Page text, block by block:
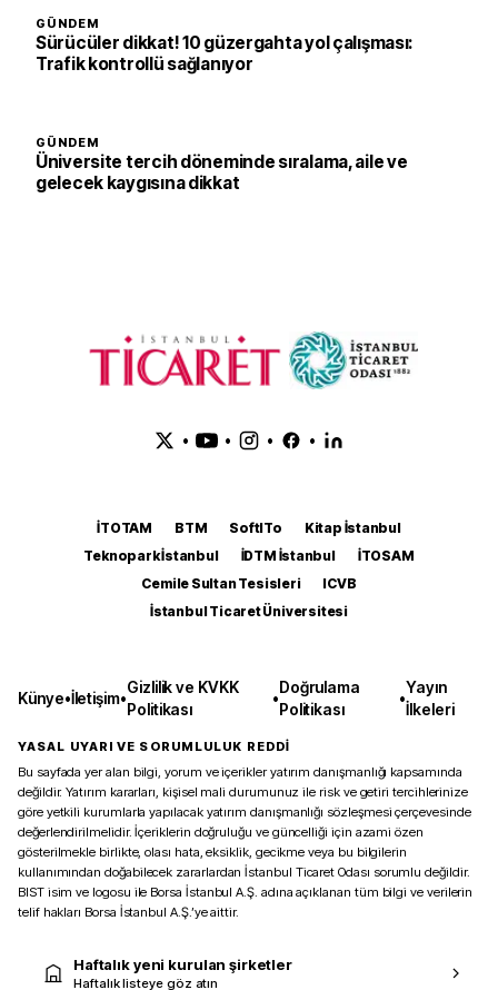
GÜNDEM
Sürücüler dikkat! 10 güzergahta yol çalışması:
Trafik kontrollü sağlanıyor
GÜNDEM
Üniversite tercih döneminde sıralama, aile ve
gelecek kaygısına dikkat
• • • •
İTOTAM BTM SoftITo
Kitap İstanbul
Teknopark İstanbul
İDTM İstanbul
İTOSAM
Cemile Sultan Tesisleri
ICVB
İstanbul Ticaret Üniversitesi
Künye•İletişim•
Gizlilik ve KVKK
Politikası
•
Doğrulama
Politikası
•
Yayın
İlkeleri
YASAL UYARI VE SORUMLULUK REDDİ
Bu sayfada yer alan bilgi, yorum ve içerikler yatırım danışmanlığı kapsamında
değildir. Yatırım kararları, kişisel mali durumunuz ile risk ve getiri tercihlerinize
göre yetkili kurumlarla yapılacak yatırım danışmanlığı sözleşmesi çerçevesinde
değerlendirilmelidir. İçeriklerin doğruluğu ve güncelliği için azami özen
gösterilmekle birlikte, olası hata, eksiklik, gecikme veya bu bilgilerin
kullanımından doğabilecek zararlardan İstanbul Ticaret Odası sorumlu değildir.
BIST isim ve logosu ile Borsa İstanbul A.Ş. adına açıklanan tüm bilgi ve verilerin
telif hakları Borsa İstanbul A.Ş.’ye aittir.
Haftalık yeni kurulan şirketler
Haftalık listeye göz atın